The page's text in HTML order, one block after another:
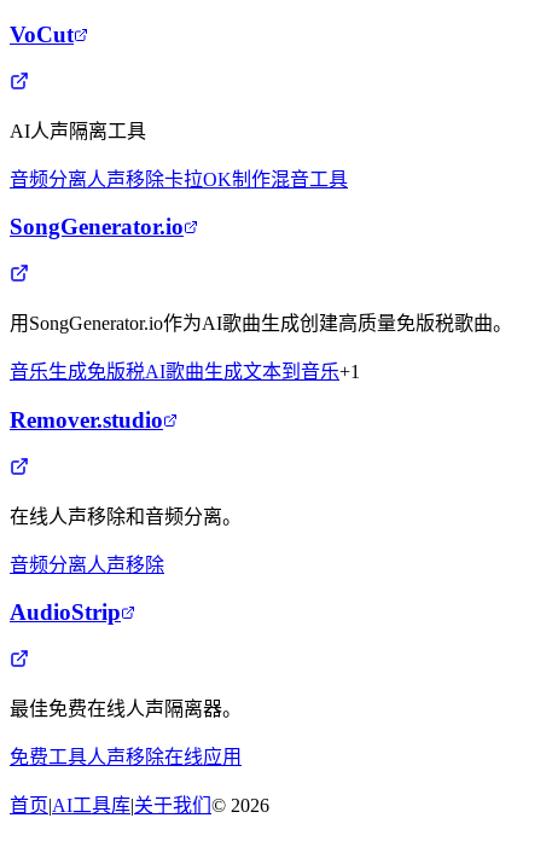
VoCut
AI人声隔离工具
音频分离人声移除卡拉OK制作混音工具
SongGenerator.io
用SongGenerator.io作为AI歌曲生成创建高质量免版税歌曲。
音乐生成免版税AI歌曲生成文本到音乐+1
Remover.studio
在线人声移除和音频分离。
音频分离人声移除
AudioStrip
最佳免费在线人声隔离器。
免费工具人声移除在线应用
首页|AI工具库|关于我们 © 2026